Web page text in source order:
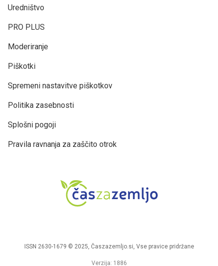
Uredništvo
PRO PLUS
Moderiranje
Piškotki
Spremeni nastavitve piškotkov
Politika zasebnosti
Splošni pogoji
Pravila ravnanja za zaščito otrok
ISSN 2630-1679 © 2025, Časzazemljo.si, Vse pravice pridržane
Verzija: 1886